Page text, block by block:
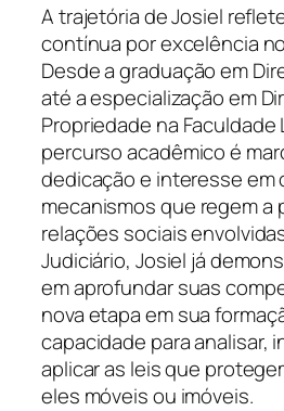
A trajetória de Josiel
contínua por excelência
Desde a graduação em
até a especialização em
Propriedade na Faculdade
percurso acadêmico é
dedicação e interesse em
mecanismos que regem a
relações sociais
Judiciário, Josiel já
em aprofundar suas
nova etapa em sua
capacidade para analisar,
aplicar as leis que
eles móveis ou imóveis.